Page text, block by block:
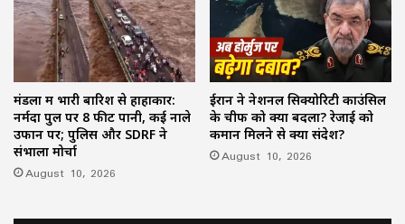
मंडला में भारी बारिश से हाहाकार:
नर्मदा पुल पर 8 फीट पानी, कई नाले
उफान पर; पुलिस और SDRF ने
संभाला मोर्चा
August 10, 2026
ईरान ने नेशनल सिक्योरिटी काउंसिल
के चीफ को क्यों बदला? रेजाई को
कमान मिलने से क्या संदेश?
August 10, 2026